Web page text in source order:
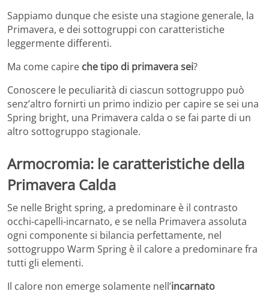
Sappiamo dunque che esiste una stagione generale, la
Primavera, e dei sottogruppi con caratteristiche
leggermente differenti.
Ma come capire che tipo di primavera sei?
Conoscere le peculiarità di ciascun sottogruppo può
senz’altro fornirti un primo indizio per capire se sei una
Spring bright, una Primavera calda o se fai parte di un
altro sottogruppo stagionale.
Armocromia: le caratteristiche della
Primavera Calda
Se nelle Bright spring, a predominare è il contrasto
occhi-capelli-incarnato, e se nella Primavera assoluta
ogni componente si bilancia perfettamente, nel
sottogruppo Warm Spring è il calore a predominare fra
tutti gli elementi.
Il calore non emerge solamente nell’incarnato